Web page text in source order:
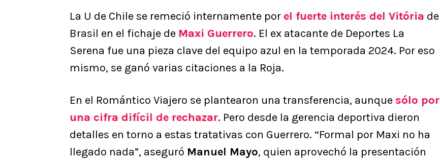
La U de Chile se remeció internamente por el fuerte interés del Vitória de
Brasil en el fichaje de Maxi Guerrero. El ex atacante de Deportes La
Serena fue una pieza clave del equipo azul en la temporada 2024. Por eso
mismo, se ganó varias citaciones a la Roja.
En el Romántico Viajero se plantearon una transferencia, aunque sólo por
una cifra difícil de rechazar. Pero desde la gerencia deportiva dieron
detalles en torno a estas tratativas con Guerrero. “Formal por Maxi no ha
llegado nada”, aseguró Manuel Mayo, quien aprovechó la presentación